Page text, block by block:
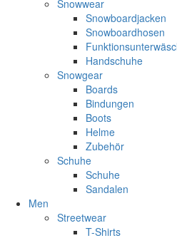
Snowwear
Snowboardjacken
Snowboardhosen
Handschuhe
Snowgear
Boards
Bindungen
Boots
Helme
Zubehör
Schuhe
Schuhe
Sandalen
Men
Streetwear
T-Shirts